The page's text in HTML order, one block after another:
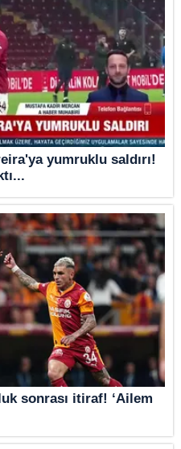
yumruklu saldırı!
sonrası itiraf! ‘Ailem